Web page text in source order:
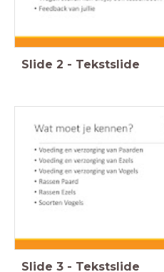
Slide 2 - Tekstslide
Slide 3 - Tekstslide